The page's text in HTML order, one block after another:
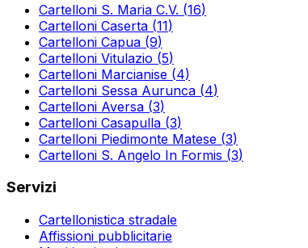
Cartelloni S. Maria C.V. (16)
Cartelloni Caserta (11)
Cartelloni Capua (9)
Cartelloni Vitulazio (5)
Cartelloni Marcianise (4)
Cartelloni Sessa Aurunca (4)
Cartelloni Aversa (3)
Cartelloni Casapulla (3)
Cartelloni Piedimonte Matese (3)
Cartelloni S. Angelo In Formis (3)
Servizi
Cartellonistica stradale
Affissioni pubblicitarie